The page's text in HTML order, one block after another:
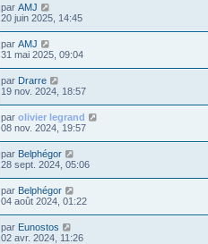
par AMJ
20 juin 2025, 14:45
par AMJ
31 mai 2025, 09:04
par Drarre
19 nov. 2024, 18:57
par olivier legrand
08 nov. 2024, 19:57
par Belphégor
28 sept. 2024, 05:06
par Belphégor
04 août 2024, 01:22
par Eunostos
02 avr. 2024, 11:26